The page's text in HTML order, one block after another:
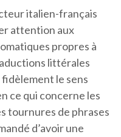
italien-français
attention aux
propres à
littérales
le sens
ce qui concerne les
tournures de phrases
d’avoir une